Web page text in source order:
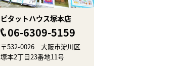
ピタットハウス塚本店
06-6309-5159
〒532-0026 大阪市淀川区
塚本2丁目23番地11号